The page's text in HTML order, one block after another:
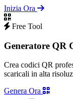
Inizia Ora
Free Tool
Generatore QR
Crea codici QR
scaricali in alta
Genera Ora